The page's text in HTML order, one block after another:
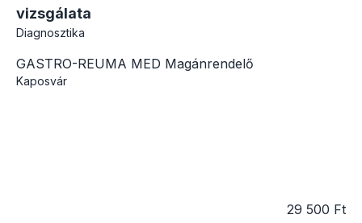
vizsgálata
Diagnosztika
GASTRO-REUMA MED Magánrendelő
Kaposvár
29 500 Ft